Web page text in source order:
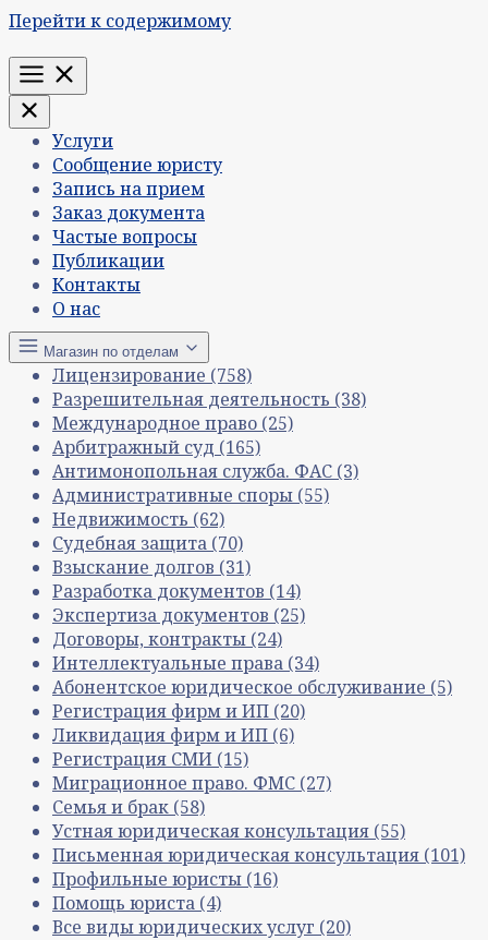
Перейти к содержимому
Меню
Услуги
Сообщение юристу
Запись на прием
Заказ документа
Частые вопросы
Публикации
Контакты
О нас
Магазин по отделам
Лицензирование (758)
Разрешительная деятельность (38)
Международное право (25)
Арбитражный суд (165)
Антимонопольная служба. ФАС (3)
Административные споры (55)
Недвижимость (62)
Судебная защита (70)
Взыскание долгов (31)
Разработка документов (14)
Экспертиза документов (25)
Договоры, контракты (24)
Интеллектуальные права (34)
Абонентское юридическое обслуживание (5)
Регистрация фирм и ИП (20)
Ликвидация фирм и ИП (6)
Регистрация СМИ (15)
Миграционное право. ФМС (27)
Семья и брак (58)
Устная юридическая консультация (55)
Письменная юридическая консультация (101)
Профильные юристы (16)
Помощь юриста (4)
Все виды юридических услуг (20)